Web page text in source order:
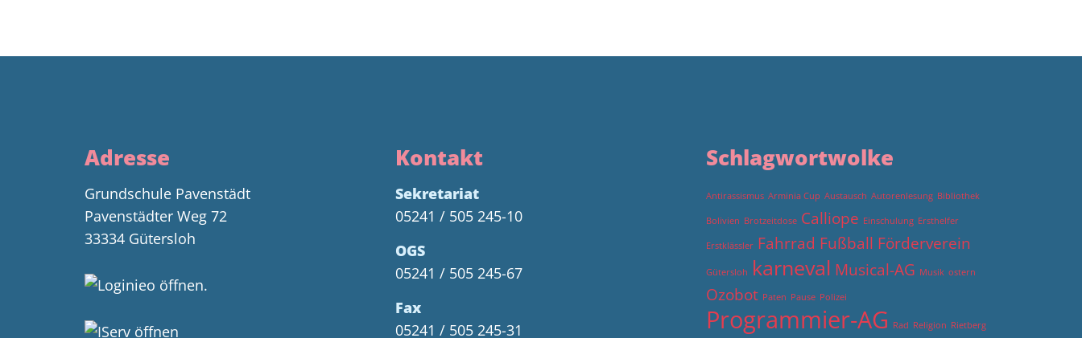
Adresse
Grundschule Pavenstädt
Pavenstädter Weg 72
33334 Gütersloh
Kontakt
Sekretariat
05241 / 505 245-10
OGS
05241 / 505 245-67
Fax
05241 / 505 245-31
Schlagwortwolke
Antirassismus Arminia Cup Austausch Autorenlesung Bibliothek
Bolivien Brotzeitdose Calliope Einschulung Ersthelfer
Erstklässler Fahrrad Fußball Förderverein
Gütersloh karneval Musical-AG Musik ostern
Ozobot Paten Pause Polizei
Programmier-AG Rad Religion Rietberg